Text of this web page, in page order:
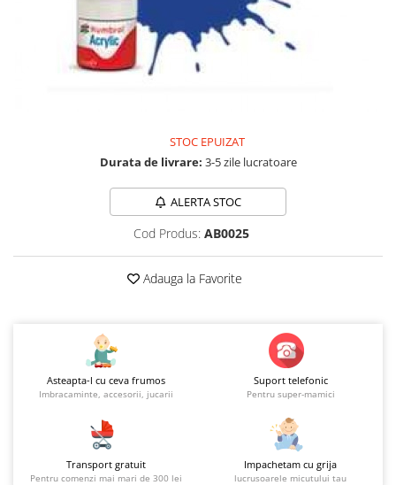
Jucarii si jocuri exterior
Placi pentru inot
Masini, trenuri, avioane
Masinute Radiocomanda
Papusi si accesorii
Biciclete fara pedale
Role, patine cu rotile
Trotinete
Organizatoare
STOC EPUIZAT
Durata de livrare: 3-5 zile lucratoare
ALERTA STOC
Cod Produs: AB0025
Adauga la Favorite
Asteapta-l cu ceva frumos
Imbracaminte, accesorii, jucarii
Suport telefonic
Pentru super-mamici
Transport gratuit
Pentru comenzi mai mari de 300 lei
Impachetam cu grija
lucrusoarele micutului tau